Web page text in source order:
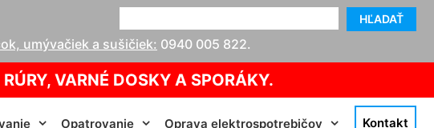
HĽADAŤ
umývačiek a sušičiek: 0940 005 822.
VARNÉ DOSKY A SPORÁKY.
Opatrovanie Oprava elektrospotrebičov Kontakt